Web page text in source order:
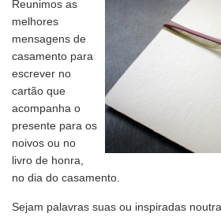
Reunimos as
melhores
mensagens de
casamento para
escrever no
cartão que
acompanha o
presente para os
noivos ou no
livro de honra,
no dia do casamento.
Sejam palavras suas ou inspiradas